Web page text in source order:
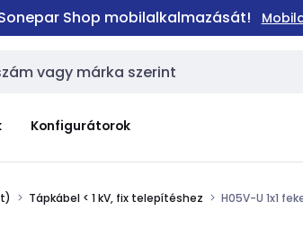
Shop mobilalkalmazását!
Konfigurátorok
Tápkábel < 1 kV, fix telepítéshez H05V-U 1x1